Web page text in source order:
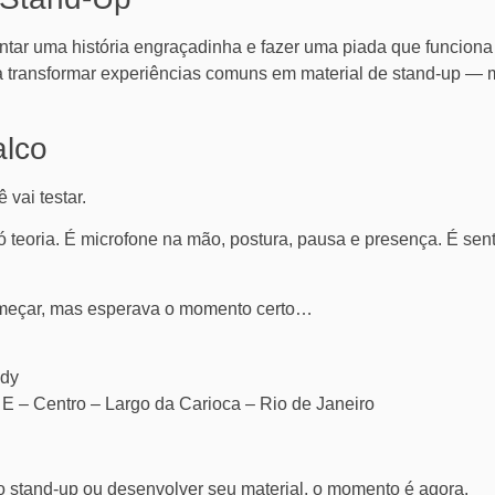
uma história engraçadinha e fazer uma piada que
transformar experiências comuns em material de stand-up —
vai testar.
teoria. É microfone na mão, postura, pausa e presença. É
mas esperava o momento certo…
– Centro – Largo da Carioca – Rio de Janeiro
stand-up ou desenvolver seu material, o momento é agora.